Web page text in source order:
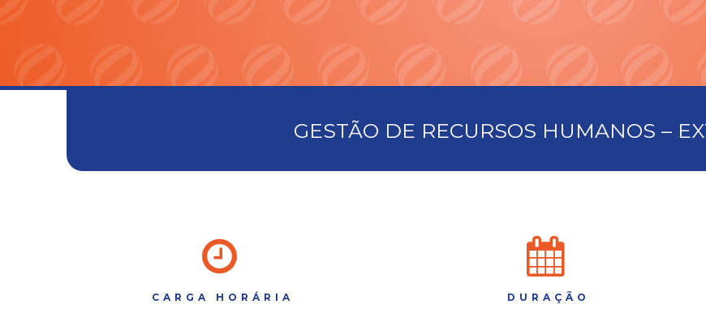
GESTÃO DE RECURSOS HUMANOS –
CARGA HORÁRIA DURAÇÃO